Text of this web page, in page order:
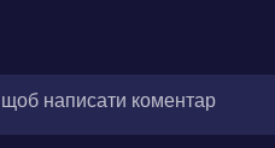
щоб написати коментар